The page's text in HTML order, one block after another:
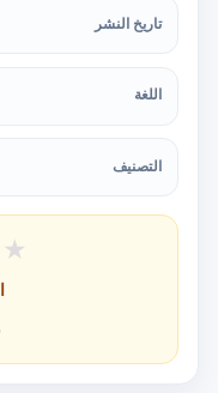
تاريخ النشر
اللغة
التصنيف
★